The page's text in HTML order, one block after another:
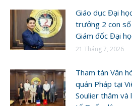
Giáo dục Đại
trưởng 2 con số
Giám đốc Đại
21 Tháng 7, 2026
Tham tán Văn
quán Pháp tại
Soulier thăm và